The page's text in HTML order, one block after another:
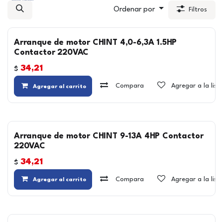
Ordenar por Filtros
Arranque de motor CHINT 4,0-6,3A 1.5HP
Contactor 220VAC
$ 34,21
Agregar al carrito Compara Agregar a la
Arranque de motor CHINT 9-13A 4HP Contactor
220VAC
$ 34,21
Agregar al carrito Compara Agregar a la